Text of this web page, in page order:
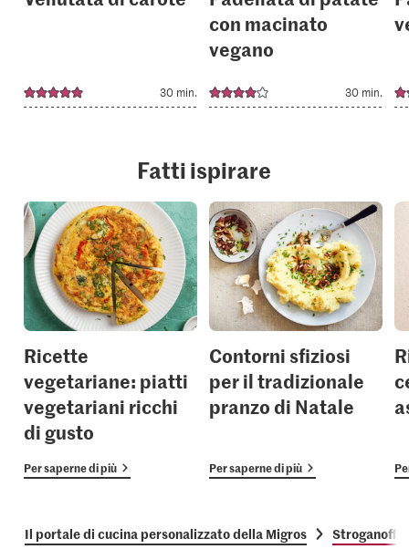
30 min.
con macinato
vegano
30 min.
Fatti ispirare
Ricette
vegetariane: piatti
vegetariani ricchi
di gusto
Per saperne di più
Contorni sfiziosi
per il tradizionale
pranzo di Natale
Per saperne di più
Il portale di cucina personalizzato della Migros Stroganoff